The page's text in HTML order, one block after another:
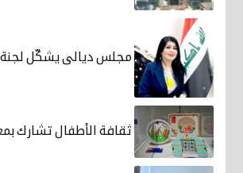
مجلس ديالى يشكّل
ثقافة الأطفال تشارك